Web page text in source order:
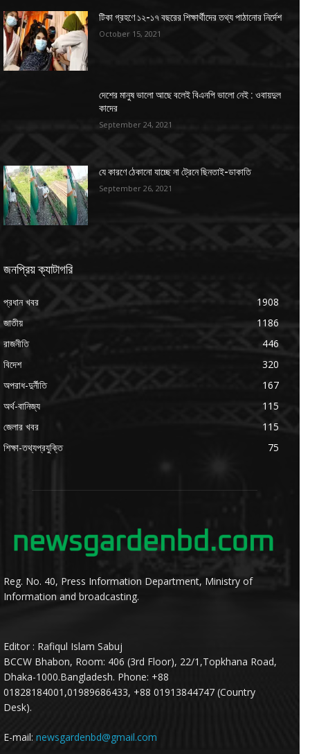
টিকা গ্রহণে ১২-১৭ বছরের শিক্ষার্থীদের তথ্য পাঠানোর নির্দেশ
October 15, 2021
দেশের মানুষ ভালো আছে বলেই বিএনপি ভালো নেই : ওবায়দুল
কাদের
September 24, 2021
যে কারণে ঠেকানো যাচ্ছে না ট্রেনে ছিনতাই-ডাকাতি
September 26, 2021
জনপ্রিয় ক্যাটাগরি
প্রধান খবর
1908
জাতীয়
1186
রাজনীতি
446
বিদেশ
320
অপরাধ-দুর্নীতি
167
অর্থ-বানিজ্য
115
জেলার খবর
115
শিক্ষা-তথ্যপ্রযুক্তি
75
Reg. No. 40, Press Information Department, Ministry of
Information and broadcasting.
Editor : Rafiqul Islam Sabuj
BCCW Bhabon, Room: 406 (3rd Floor), 22/1,Topkhana Road,
Dhaka-1000.Bangladesh. Phone: +88
01828184001,01989686433, +88 01913844747 (Country
Desk).
E-mail: newsgardenbd@gmail.com